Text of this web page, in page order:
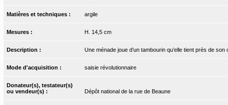
Matières et techniques : argile
Mesures : H. 14,5 cm
Description : Une ménade joue d’un tambourin qu’elle tient près de
Mode d'acquisition : saisie révolutionnaire
Donateur(s), testateur(s)
ou vendeur(s) :
Dépôt national de la rue de Beaune